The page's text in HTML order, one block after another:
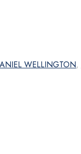
WELLINGTON,